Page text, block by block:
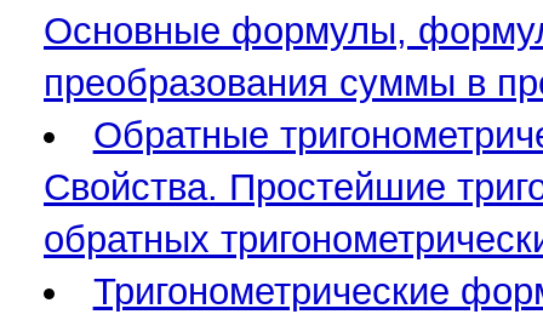
Основные формулы,
преобразования суммы в
Обратные
Свойства. Простейшие
обратных
Тригонометрические